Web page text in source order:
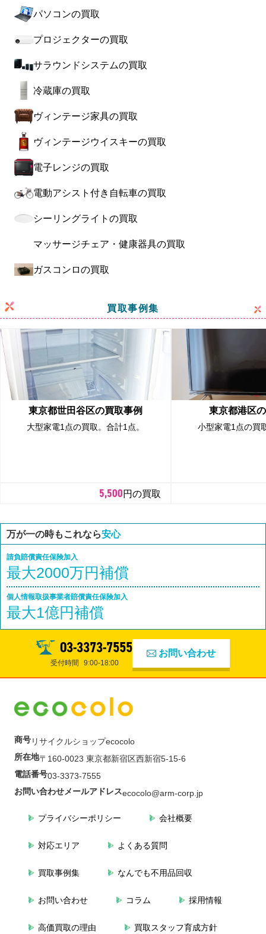
パソコンの買取
プロジェクターの買取
サラウンドシステムの買取
冷蔵庫の買取
ヴィンテージ家具の買取
ヴィンテージウイスキーの買取
電子レンジの買取
電動アシスト付き自転車の買取
シーリングライトの買取
マッサージチェア・健康器具の買取
ガスコンロの買取
買取事例集
東京都世田谷区の買取事例
大型家電1点の買取。合計1点。
5,500円の買取
東京都港区
小型家電1点の買
万が一の時もこれなら安心
請負賠償責任保険加入
最大2000万円補償
個人情報取扱事業者賠償責任保険加入
最大1億円補償
03-3373-7555
受付時間 9:00-18:00
お問い合わせ
商号リサイクルショップecocolo
所在地〒160-0023 東京都新宿区西新宿5-15-6
電話番号03-3373-7555
お問い合わせメールアドレスecocolo@arm-corp.jp
プライバシーポリシー 会社概要
対応エリア よくある質問
買取事例集 なんでも不用品回収
お問い合わせ コラム 採用情報
高価買取の理由 買取スタッフ育成方針